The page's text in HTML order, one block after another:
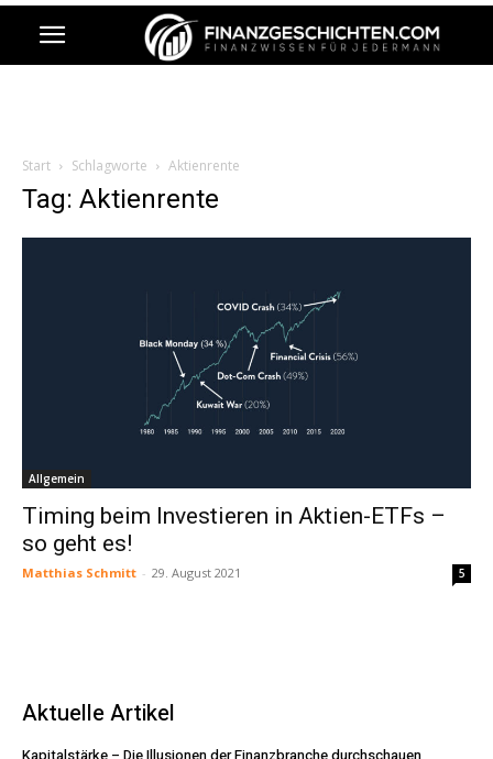
Start Schlagworte Aktienrente
Tag: Aktienrente
Allgemein
Timing beim Investieren in Aktien-ETFs –
so geht es!
Matthias Schmitt - 29. August 2021 5
Aktuelle Artikel
Kapitalstärke – Die Illusionen der Finanzbranche durchschauen